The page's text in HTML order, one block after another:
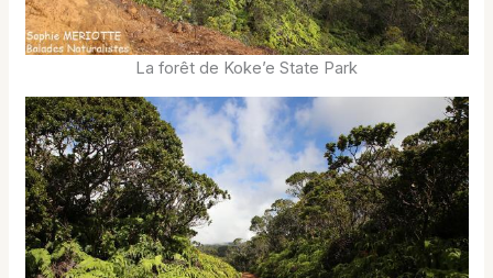
La forêt de Koke’e State Park